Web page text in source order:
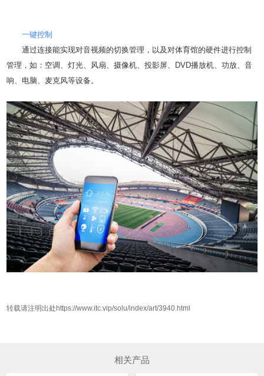
一键控制
通过连接能实现对音视频的切换管理，以及对体育馆的硬件进行控制
管理，如：空调、灯光、风扇、摄像机、投影屏、DVD播放机、功放、音
响、电脑、麦克风等设备。
转载请注明出处https://www.itc.vip/solu/index/art/3940.html
相关产品